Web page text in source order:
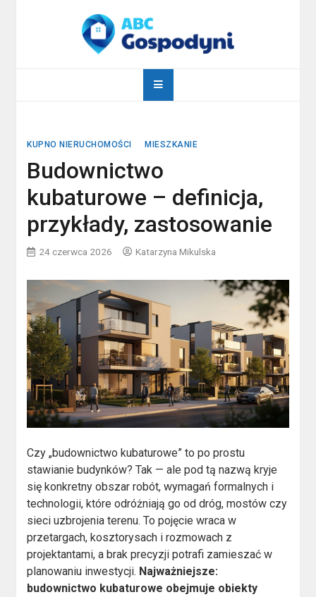
abcgospodyni.pl
KUPNO NIERUCHOMOŚCI MIESZKANIE
Budownictwo
kubaturowe – definicja,
przykłady, zastosowanie
24 czerwca 2026 Katarzyna Mikulska
Czy „budownictwo kubaturowe” to po prostu
stawianie budynków? Tak — ale pod tą nazwą kryje
się konkretny obszar robót, wymagań formalnych i
technologii, które odróżniają go od dróg, mostów czy
sieci uzbrojenia terenu. To pojęcie wraca w
przetargach, kosztorysach i rozmowach z
projektantami, a brak precyzji potrafi zamieszać w
planowaniu inwestycji. Najważniejsze:
budownictwo kubaturowe obejmuje obiekty